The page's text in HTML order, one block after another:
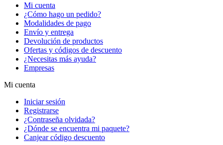
Mi cuenta
¿Cómo hago un pedido?
Modalidades de pago
Envío y entrega
Devolución de productos
Ofertas y códigos de descuento
¿Necesitas más ayuda?
Empresas
Mi cuenta
Iniciar sesión
Registrarse
¿Contraseña olvidada?
¿Dónde se encuentra mi paquete?
Canjear código descuento